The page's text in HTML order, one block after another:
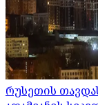
რუსეთის